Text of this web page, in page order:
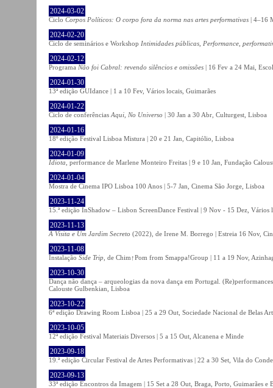
2024-03-02
Ciclo Corpos Políticos: O corpo fora da norma nas artes performativas | 4–16
2024-02-20
Ciclo de seminários e Workshop Intimidades públicas, Performance,
2024-02-12
Programa Não foi Cabral: revendo silêncios e omissões | 16 Fev a 24 Mai,
2024-01-30
13ª edição GUIdance | 1 a 10 Fev, Vários locais, Guimarães
2024-01-22
Ciclo de conferências Aqui, No Universo | 30 Jan a 30 Abr, Culturgest, Lisboa
2024-01-16
18º edição Festival Lisboa Mistura | 20 e 21 Jan, Capitólio, Lisboa
2024-01-09
Idiota , performance de Marlene Monteiro Freitas | 9 e 10 Jan, Fundação
2024-01-04
Mostra de Cinema IPO Lisboa 100 Anos | 5-7 Jan, Cinema São Jorge, Lisboa
2023-11-24
15.ª edição InShadow – Lisbon ScreenDance Festival | 9 Nov - 15 Dez, Vários
2023-11-13
A Visita e Um Jardim Secreto (2022), de Irene M. Borrego | Estreia 16 Nov,
2023-11-08
Instalação Side Trip , de Chim↑Pom from Smappa!Group | 11 a 19 Nov,
2023-10-30
Dança não dança – arqueologias da nova dança em Portugal.
Calouste Gulbenkian, Lisboa
2023-10-22
6ª edição Drawing Room Lisboa | 25 a 29 Out, Sociedade Nacional de Belas
2023-10-05
12ª edição Festival Materiais Diversos | 5 a 15 Out, Alcanena e Minde
2023-09-18
19.ª edição Circular Festival de Artes Performativas | 22 a 30 Set, Vila do Conde
2023-09-13
33ª edição Encontros da Imagem | 15 Set a 28 Out, Braga, Porto, Guimarães e